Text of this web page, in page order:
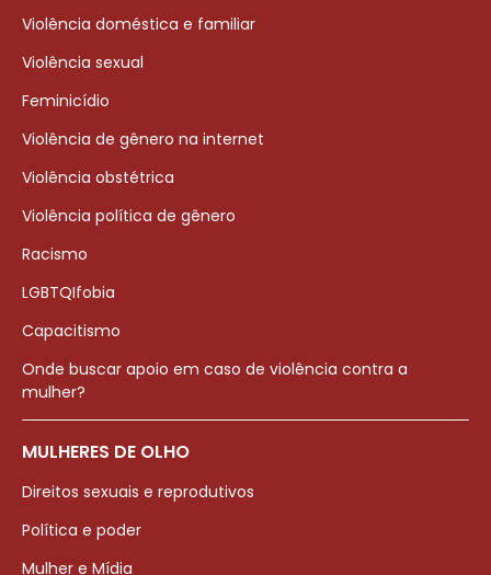
Violência doméstica e familiar
Violência sexual
Feminicídio
Violência de gênero na internet
Violência obstétrica
Violência política de gênero
Racismo
LGBTQIfobia
Capacitismo
Onde buscar apoio em caso de violência contra a
mulher?
MULHERES DE OLHO
Direitos sexuais e reprodutivos
Política e poder
Mulher e Mídia